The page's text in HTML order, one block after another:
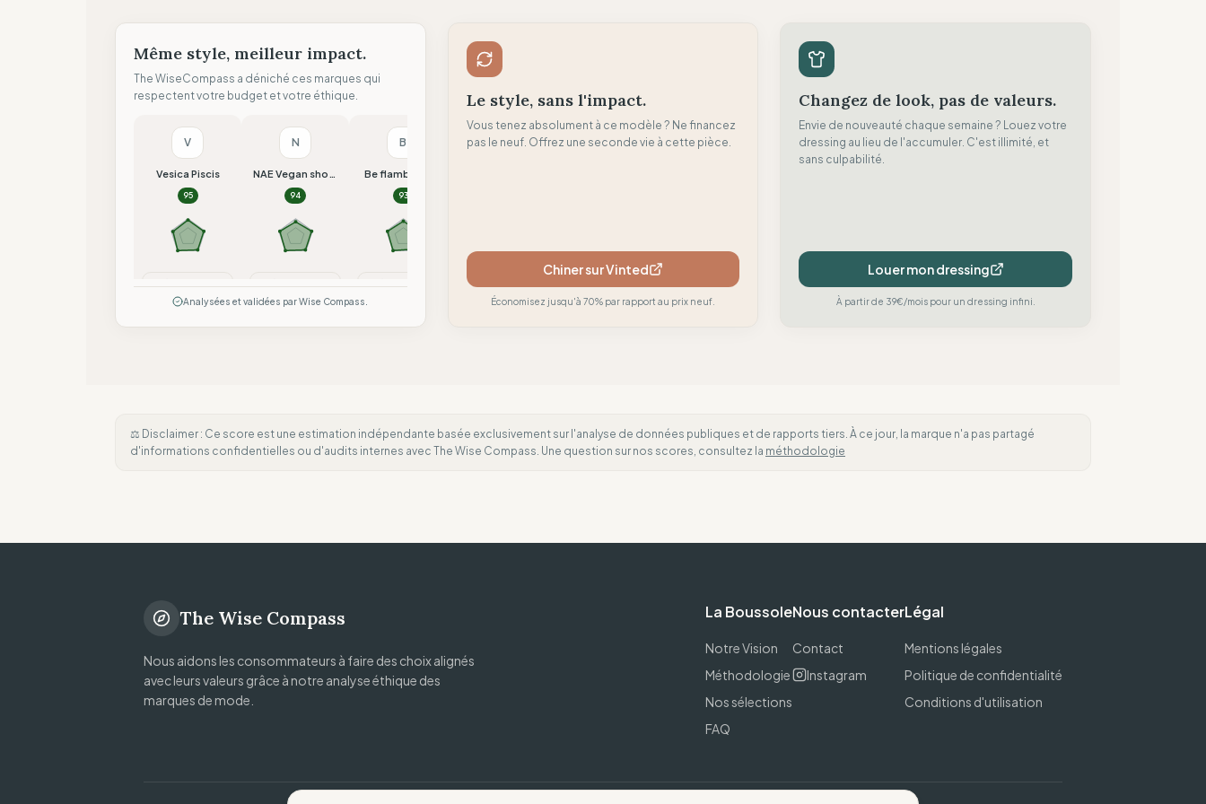
Même style, meilleur impact.
The WiseCompass a déniché ces marques qui
respectent votre budget et votre éthique.
V
Vesica Piscis
95
N
NAE Vegan shoes
94
B
Be flamboyant
93
B F
Analysées et validées par Wise Compass.
Le style, sans l'impact.
Vous tenez absolument à ce modèle ? Ne financez
pas le neuf. Offrez une seconde vie à cette pièce.
Chiner sur Vinted
Économisez jusqu'à 70% par rapport au prix neuf.
Changez de look, pas de valeurs.
Envie de nouveauté chaque semaine ? Louez votre
dressing au lieu de l'accumuler. C'est illimité, et
sans culpabilité.
Louer mon dressing
À partir de 39€/mois pour un dressing infini.
⚖️ Disclaimer : Ce score est une estimation indépendante basée exclusivement sur l'analyse de données publiques et de rapports tiers. À ce jour, la marque n'a pas partagé
d'informations confidentielles ou d'audits internes avec The Wise Compass. Une question sur nos scores, consultez la méthodologie
The Wise Compass
Nous aidons les consommateurs à faire des choix alignés
avec leurs valeurs grâce à notre analyse éthique des
marques de mode.
La Boussole
Notre Vision
Méthodologie
Nos sélections
FAQ
Nous contacter
Contact
Instagram
Légal
Mentions légales
Politique de confidentialité
Conditions d'utilisation